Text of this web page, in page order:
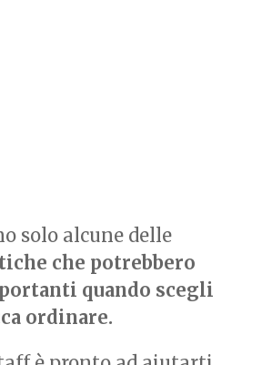
solo alcune delle
che potrebbero
quando scegli
ordinare.